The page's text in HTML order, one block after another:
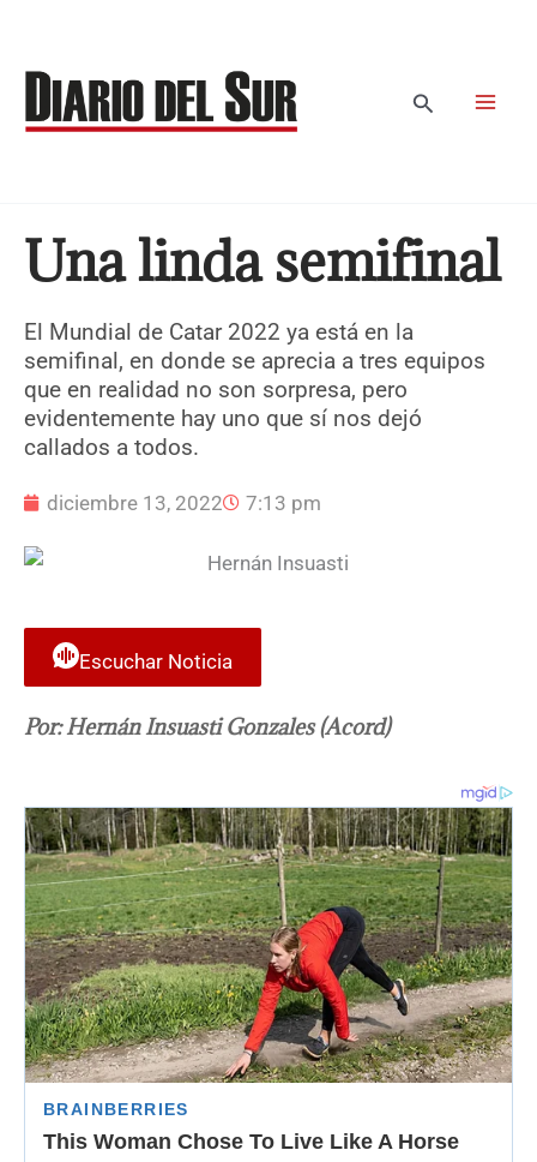
contenido
Buscar
Una linda semifinal
El Mundial de Catar 2022 ya está en la
semifinal, en donde se aprecia a tres equipos
que en realidad no son sorpresa, pero
evidentemente hay uno que sí nos dejó
callados a todos.
diciembre 13, 2022 7:13 pm
Escuchar Noticia
Por: Hernán Insuasti Gonzales (Acord)